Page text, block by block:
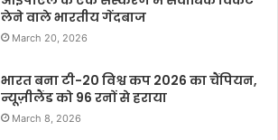
लेने वाले भारतीय गेंदबाज
March 20, 2026
भारत बना टी-20 विश्व कप 2026 का चैंपियन,
न्यूज़ीलैंड को 96 रनों से हराया
March 8, 2026